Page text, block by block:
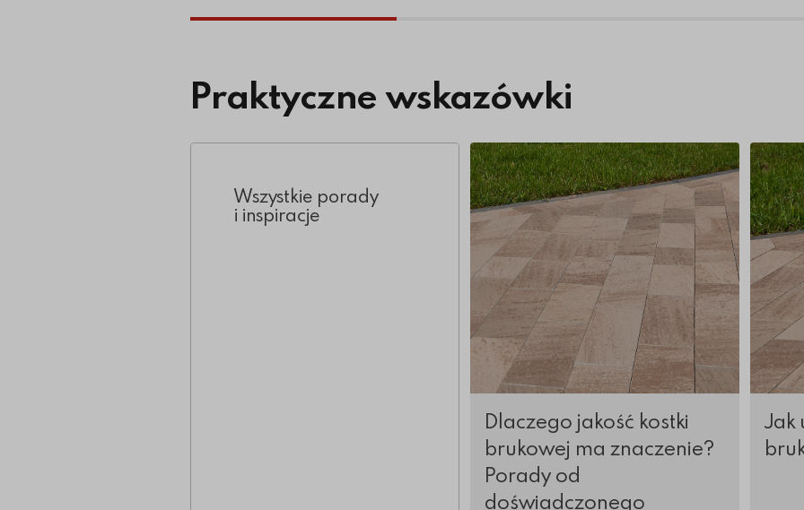
Praktyczne wskazówki
Wszystkie porady
i inspiracje
Dlaczego jakość kostki
brukowej ma znaczenie?
Porady od
doświadczonego
Więcej o Dlaczego jakość kostki brukowej
Jak
Więcej